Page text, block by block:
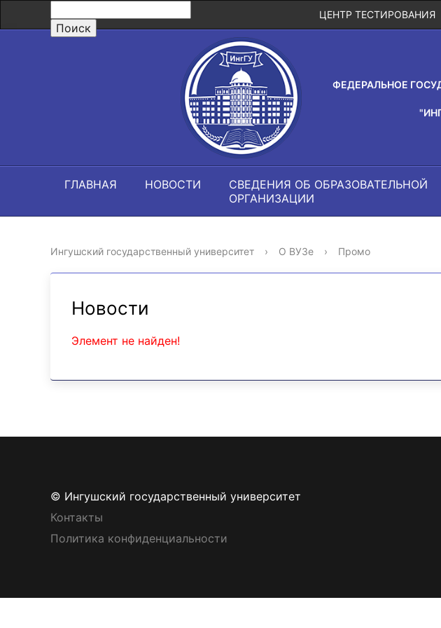
ЦЕНТР ТЕСТИРОВАНИЯ
ФЕДЕРАЛЬНОЕ
ГЛАВНАЯ НОВОСТИ
СВЕДЕНИЯ ОБ ОБРАЗОВАТЕЛЬНОЙ
ОРГАНИЗАЦИИ
Ингушский государственный университет › О ВУЗе › Промо
Новости
Элемент не найден!
© Ингушский государственный университет
Контакты
Политика конфиденциальности